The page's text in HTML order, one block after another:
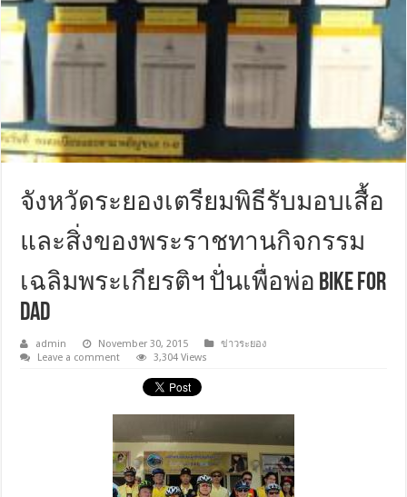
จังหวัดระยองเตรียมพิธีรับมอบเสื้อ
และสิ่งของพระราชทานกิจกรรม
เฉลิมพระเกียรติฯ ปั่นเพื่อพ่อ BIKE FOR
DAD
admin November 30, 2015
ข่าวระยอง
Leave a comment
3,304 Views